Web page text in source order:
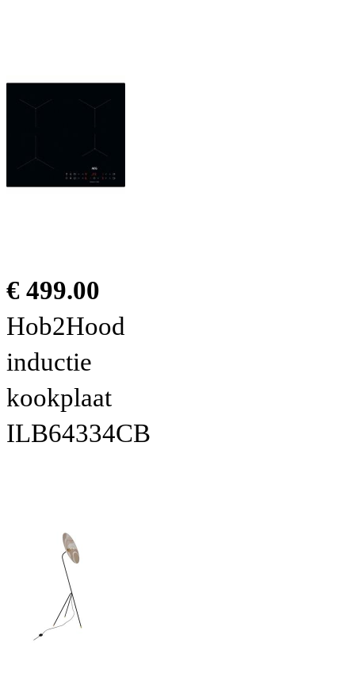
€ 499.00
Hob2Hood
inductie
kookplaat
ILB64334CB